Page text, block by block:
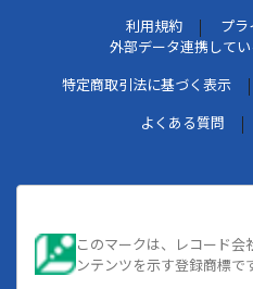
利用規約
プ
外部データ連携して
特定商取引法に基づく表示
よくある質問
このマークは、レコード
ンテンツを示す登録商標で